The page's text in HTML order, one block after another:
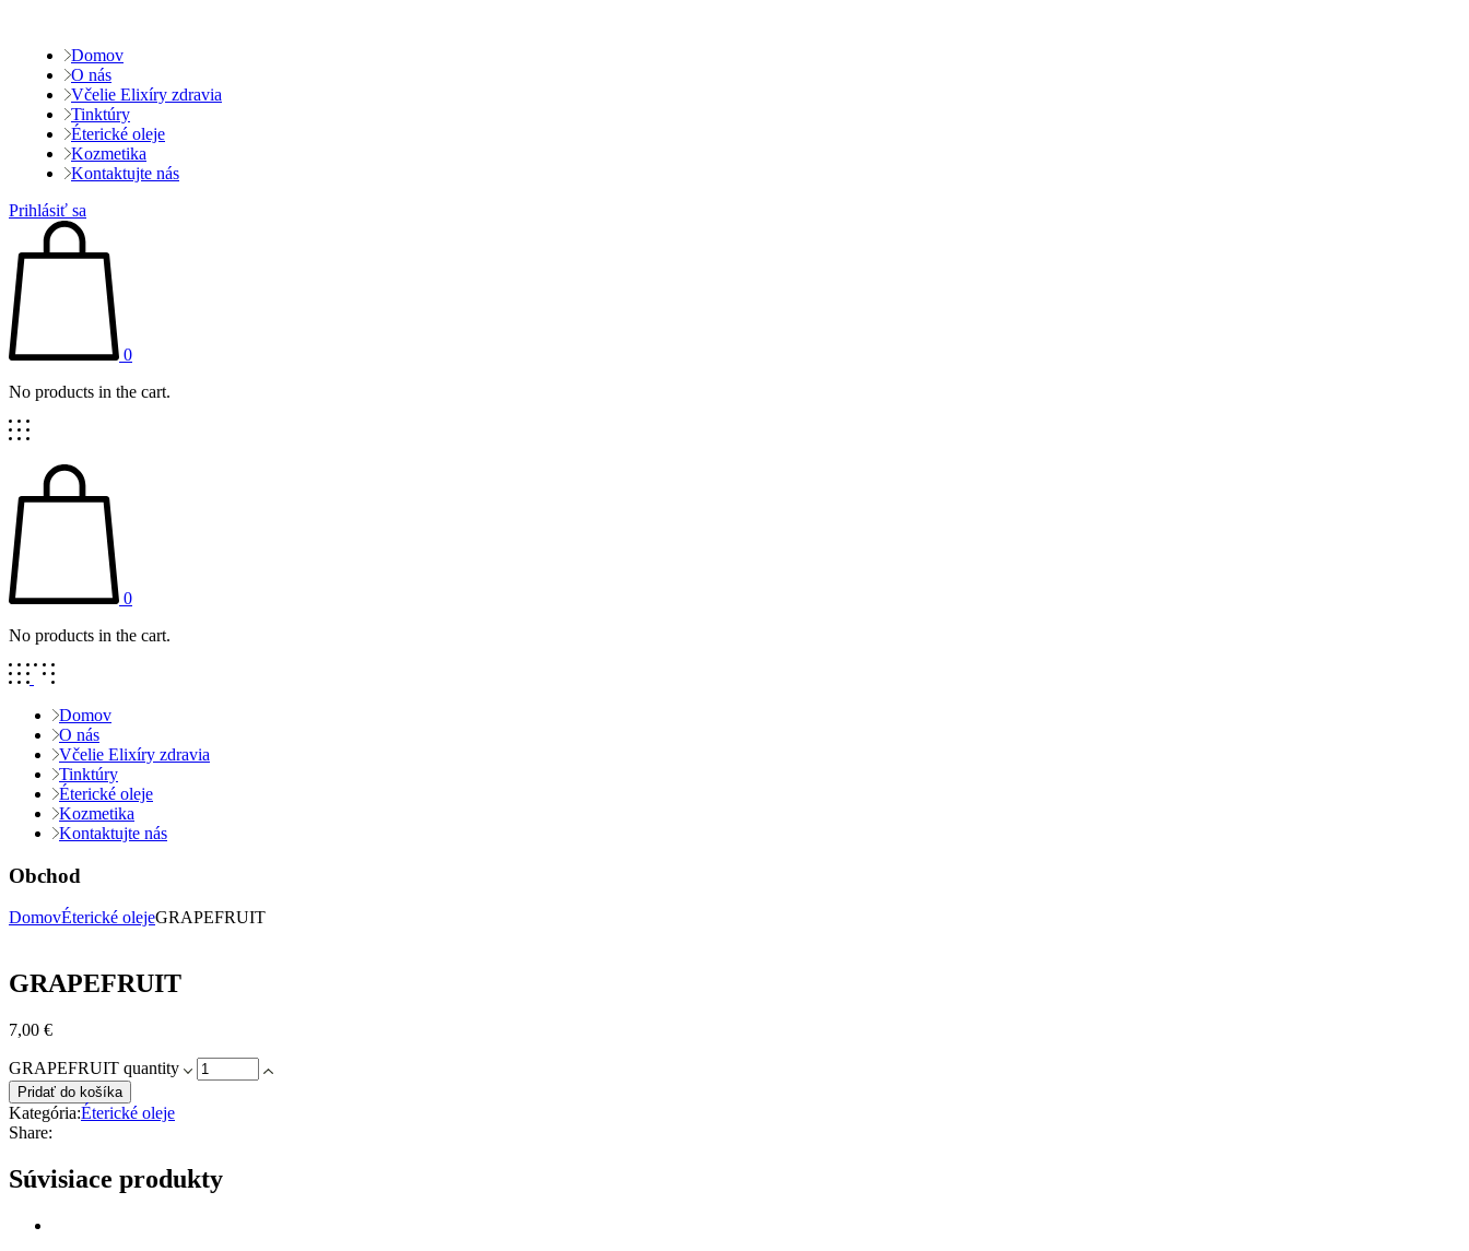
Domov
O nás
Včelie Elixíry zdravia
Tinktúry
Éterické oleje
Kozmetika
Kontaktujte nás
Prihlásiť sa
0
No products in the cart.
0
No products in the cart.
Domov
O nás
Včelie Elixíry zdravia
Tinktúry
Éterické oleje
Kozmetika
Kontaktujte nás
Obchod
DomovÉterické olejeGRAPEFRUIT
GRAPEFRUIT
7,00 €
GRAPEFRUIT quantity
Pridať do košíka
Kategória:Éterické oleje
Share:
Súvisiace produkty